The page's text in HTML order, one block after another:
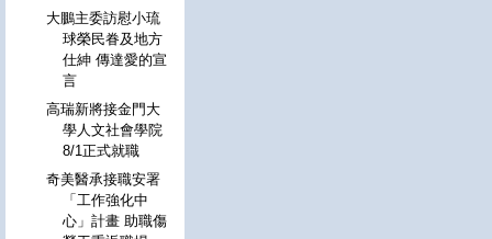
大鵬主委訪慰小琉
球榮民眷及地方
仕紳 傳達愛的宣
言
高瑞新將接金門大
學人文社會學院
8/1正式就職
奇美醫承接職安署
「工作強化中
心」計畫 助職傷